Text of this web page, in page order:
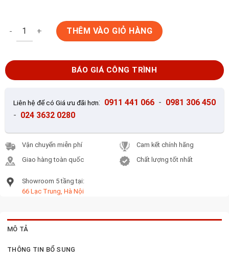
Gạch lát nền 60x60 Trung Quốc 61361 số lượng
THÊM VÀO GIỎ HÀNG
BÁO GIÁ CÔNG TRÌNH
Liên hệ để có Giá ưu đãi hơn: 0911 441 066 - 0981 306 450
- 024 3632 0280
Vận chuyển miễn phí
Giao hàng toàn quốc
Cam kết chính hãng
Chất lượng tốt nhất
Showroom 5 tầng tại:
66 Lạc Trung, Hà Nội
MÔ TẢ
THÔNG TIN BỔ SUNG